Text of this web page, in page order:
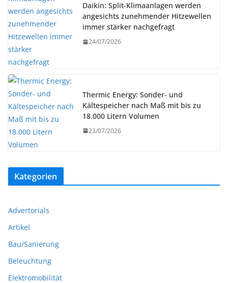
Daikin: Split-Klimaanlagen werden
angesichts zunehmender Hitzewellen
immer stärker nachgefragt
24/07/2026
Thermic Energy: Sonder- und
Kältespeicher nach Maß mit bis zu
18.000 Litern Volumen
23/07/2026
Kategorien
Advertorials
Artikel
Bau/Sanierung
Beleuchtung
Elektromobilität